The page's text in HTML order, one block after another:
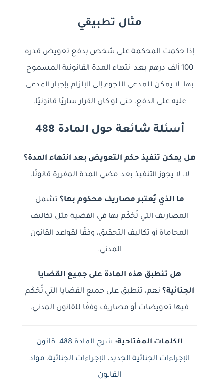
مثال تطبيقي
إذا حكمت المحكمة على شخص بدفع تعويض قدره
100 ألف درهم بعد انتهاء المدة القانونية المسموح
بها، لا يمكن للمدعي اللجوء إلى الإلزام بإجبار المدعى
عليه على الدفع، حتى لو كان القرار ساريًا قانونيًا.
أسئلة شائعة حول المادة 488
هل يمكن تنفيذ حكم التعويض بعد انتهاء المدة؟
لا، لا يجوز التنفيذ بعد مضي المدة المقررة قانونًا.
ما الذي يُعتبر مصاريف محكوم بها؟ تشمل
المصاريف التي تُحْكَم بها في القضية مثل تكاليف
المحاماة أو تكاليف التحقيق، وفقًا لقواعد القانون
المدني.
هل تنطبق هذه المادة على جميع القضايا
الجنائية؟ نعم، تنطبق على جميع القضايا التي تُحْكَم
فيها تعويضات أو مصاريف وفقًا للقانون المدني.
الكلمات المفتاحية: شرح المادة 488 ، قانون
الإجراءات الجنائية الجديد، الإجراءات الجنائية، مواد
القانون